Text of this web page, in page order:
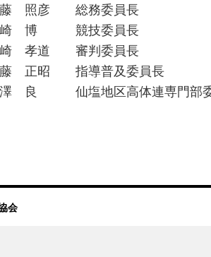
照彦 総務委員長
博 競技委員長
孝道 審判委員長
正昭 指導普及委員長
仙塩地区高体連専門部委
会